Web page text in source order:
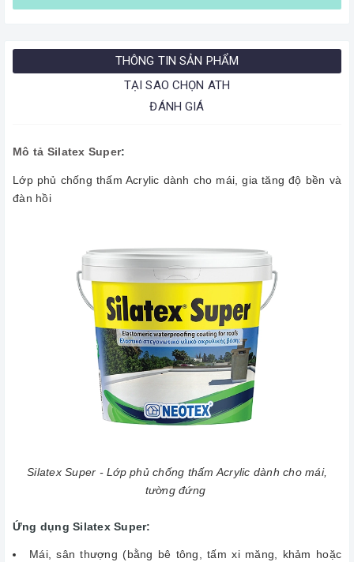
THÔNG TIN SẢN PHẨM
TẠI SAO CHỌN ATH
ĐÁNH GIÁ
Mô tả Silatex Super:
Lớp phủ chống thấm Acrylic dành cho mái, gia tăng độ bền và
đàn hồi
Silatex Super - Lớp phủ chống thấm Acrylic dành cho mái,
tường đứng
Ứng dụng Silatex Super:
Mái, sân thượng (bằng bê tông, tấm xi măng, khảm hoặc